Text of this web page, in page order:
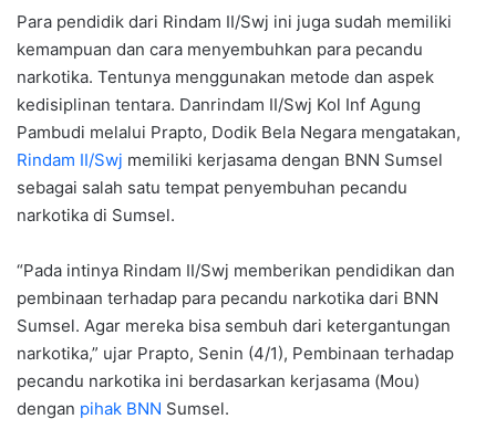
Para pendidik dari Rindam II/Swj ini juga sudah memiliki
kemampuan dan cara menyembuhkan para pecandu
narkotika. Tentunya menggunakan metode dan aspek
kedisiplinan tentara. Danrindam II/Swj Kol Inf Agung
Pambudi melalui Prapto, Dodik Bela Negara mengatakan,
Rindam II/Swj memiliki kerjasama dengan BNN Sumsel
sebagai salah satu tempat penyembuhan pecandu
narkotika di Sumsel.
“Pada intinya Rindam II/Swj memberikan pendidikan dan
pembinaan terhadap para pecandu narkotika dari BNN
Sumsel. Agar mereka bisa sembuh dari ketergantungan
narkotika,” ujar Prapto, Senin (4/1), Pembinaan terhadap
pecandu narkotika ini berdasarkan kerjasama (Mou)
dengan pihak BNN Sumsel.